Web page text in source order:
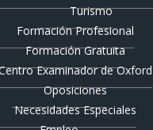
Turismo
Formación Profesional
Formación Gratuita
Examinador de Oxford
Oposiciones
Necesidades Especiales